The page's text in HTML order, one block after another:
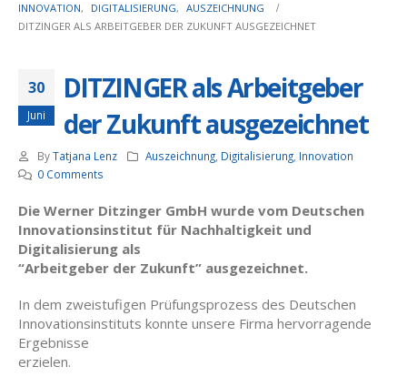
INNOVATION, DIGITALISIERUNG, AUSZEICHNUNG
DITZINGER ALS ARBEITGEBER DER ZUKUNFT AUSGEZEICHNET
30
Juni
DITZINGER als Arbeitgeber
der Zukunft ausgezeichnet
By Tatjana Lenz Auszeichnung Digitalisierung Innovation
0 Comments
Die Werner Ditzinger GmbH wurde vom Deutschen
Innovationsinstitut für Nachhaltigkeit und
Digitalisierung als
“Arbeitgeber der Zukunft” ausgezeichnet.
In dem zweistufigen Prüfungsprozess des Deutschen
Innovationsinstituts konnte unsere Firma hervorragende
Ergebnisse
erzielen.